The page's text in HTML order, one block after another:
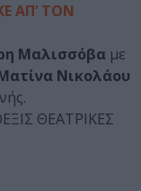
ΑΠ’ ΤΟΝ
Μαλισσόβα με
Νικολάου
ΘΕΑΤΡΙΚΕΣ